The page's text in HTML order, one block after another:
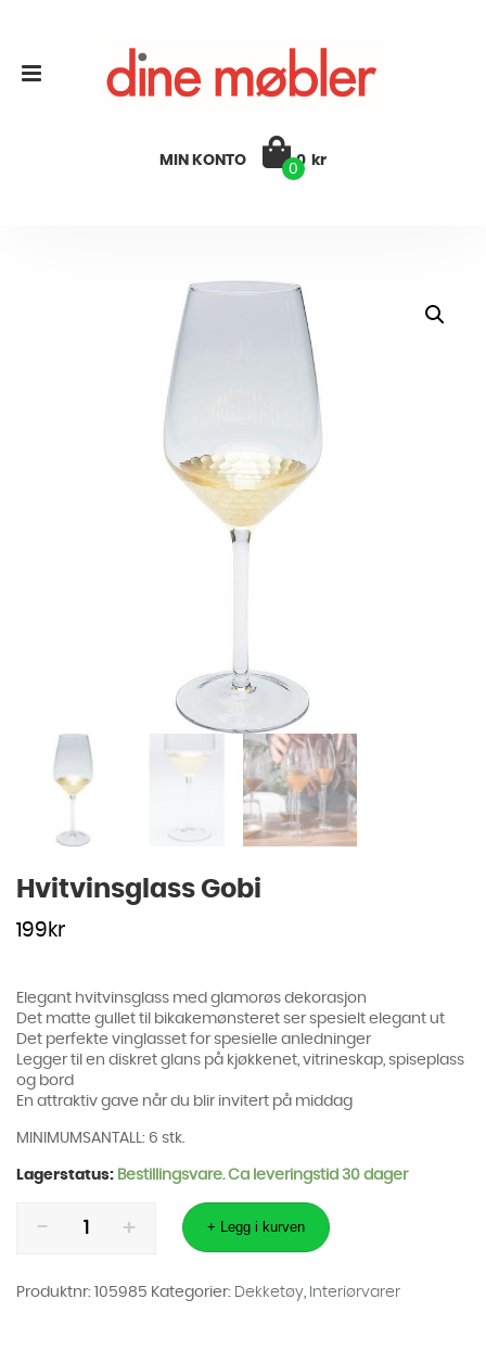
MIN KONTO
0
0 kr
Hvitvinsglass Gobi
199 kr
Elegant hvitvinsglass med glamorøs dekorasjon
Det matte gullet til bikakemønsteret ser spesielt elegant ut
Det perfekte vinglasset for spesielle anledninger
Legger til en diskret glans på kjøkkenet, vitrineskap, spiseplass
og bord
En attraktiv gave når du blir invitert på middag
MINIMUMSANTALL: 6 stk.
Lagerstatus: Bestillingsvare. Ca leveringstid 30 dager
Gobi
+ Legg i kurven
Produktnr: 105985 Kategorier: Dekketøy, Interiørvarer